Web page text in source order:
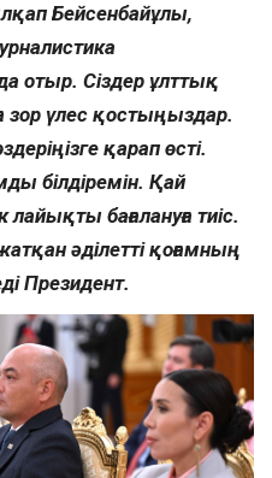
Бейсенбайұлы,
отыр. Сіздер ұлттық
зор үлес қостыңыздар.
қарап өсті.
білдіремін. Қай
бағалануға тиіс.
әділетті қоғамның
Президент.